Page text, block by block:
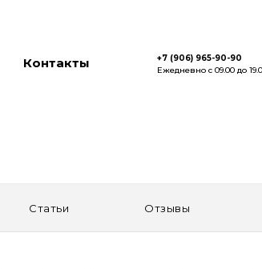
+7 (906) 965-90-90
Ежедневно с 09.00 до
Контакты
Статьи Отзывы